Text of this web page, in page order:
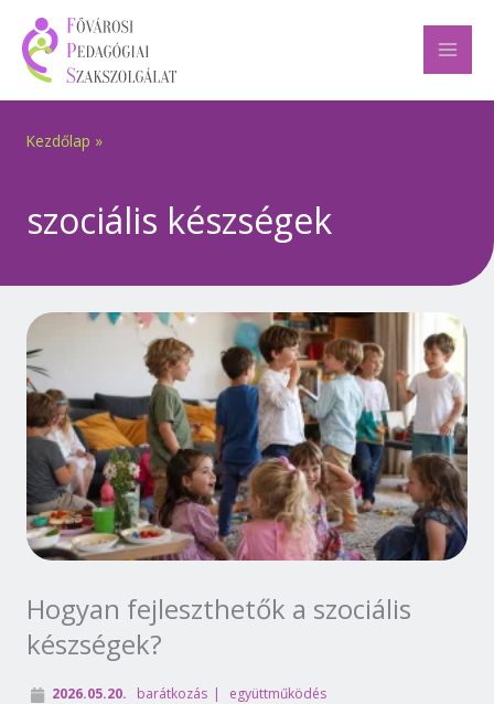
content
Kezdőlap »
szociális készségek
Hogyan fejleszthetők a szociális
készségek?
2026.05.20. barátkozás együttműködés